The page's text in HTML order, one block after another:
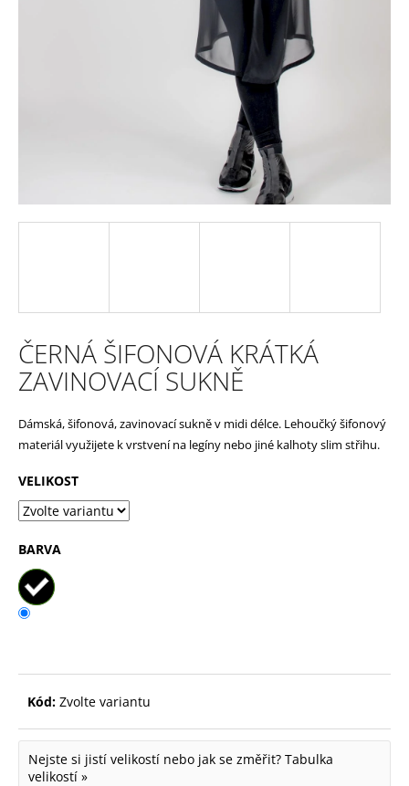
ČERNÁ ŠIFONOVÁ KRÁTKÁ
ZAVINOVACÍ SUKNĚ
Dámská, šifonová, zavinovací sukně v midi délce. Lehoučký šifonový
materiál využijete k vrstvení na legíny nebo jiné kalhoty slim střihu.
VELIKOST
BARVA
Kód: Zvolte variantu
Nejste si jistí velikostí nebo jak se změřit? Tabulka
velikostí »
D
p
o
r
u
č
u
j
e
e